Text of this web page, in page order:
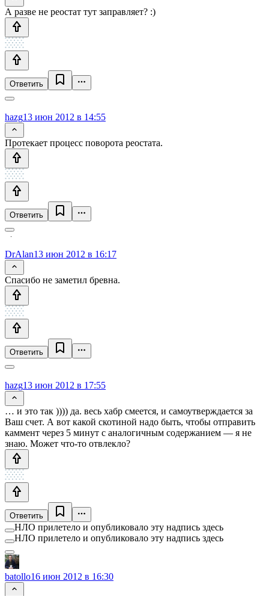
А разве не реостат тут заправляет? :)
Ответить
hazg13 июн 2012 в 14:55
Протекает процесс поворота реостата.
Ответить
DrAlan13 июн 2012 в 16:17
Спасибо не заметил бревна.
Ответить
hazg13 июн 2012 в 17:55
… и это так )))) да. весь хабр смеется, и самоутверждается за
Ваш счет. А вот какой скотиной надо быть, чтобы отправить
каммент через 5 минут с аналогичным содержанием — я не
знаю. Может что-то отвлекло?
Ответить
НЛО прилетело и опубликовало эту надпись здесь
НЛО прилетело и опубликовало эту надпись здесь
batollo16 июн 2012 в 16:30